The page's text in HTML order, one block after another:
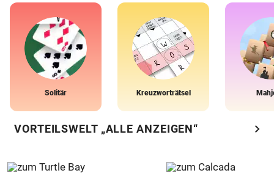
Solitär Kreuzworträtsel
VORTEILSWELT „ALLE ANZEIGEN“ chevron_right